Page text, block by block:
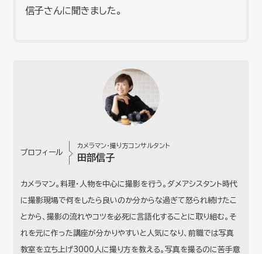
信子さんに聞きました。
プロフィール
カメラマン・撮り方コンサルタント
田部信子
カメラマン。料理・人物を中心に撮影を行う。ダメアシスタント時代
に撮影現場で何をしたら良いのか分からな過ぎて怒られ続けたこ
とから、撮影の流れやコツを必死に言語化することに取り組む。そ
れを元に作った講座が分かりやすいと人気になり、前職では写真
教室を立ち上げ3000人に撮り方を教える。写真を撮るのに苦手意